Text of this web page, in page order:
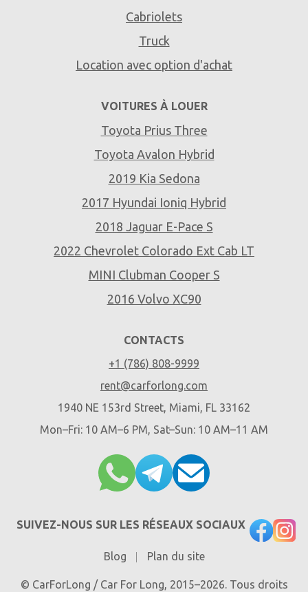
Cabriolets
Truck
Location avec option d'achat
VOITURES À LOUER
Toyota Prius Three
Toyota Avalon Hybrid
2019 Kia Sedona
2017 Hyundai Ioniq Hybrid
2018 Jaguar E-Pace S
2022 Chevrolet Colorado Ext Cab LT
MINI Clubman Cooper S
2016 Volvo XC90
CONTACTS
+1 (786) 808-9999
rent@carforlong.com
1940 NE 153rd Street, Miami, FL 33162
Mon–Fri: 10 AM–6 PM, Sat–Sun: 10 AM–11 AM
SUIVEZ-NOUS SUR LES RÉSEAUX SOCIAUX
Blog Plan du site
© CarForLong / Car For Long, 2015–2026. Tous droits